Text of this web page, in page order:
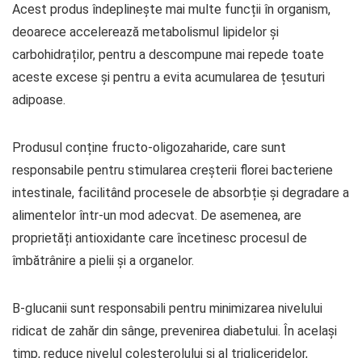
Acest produs îndeplinește mai multe funcții în organism,
deoarece accelerează metabolismul lipidelor și
carbohidraților, pentru a descompune mai repede toate
aceste excese și pentru a evita acumularea de țesuturi
adipoase.
Produsul conține fructo-oligozaharide, care sunt
responsabile pentru stimularea creșterii florei bacteriene
intestinale, facilitând procesele de absorbție și degradare a
alimentelor într-un mod adecvat. De asemenea, are
proprietăți antioxidante care încetinesc procesul de
îmbătrânire a pielii și a organelor.
Β-glucanii sunt responsabili pentru minimizarea nivelului
ridicat de zahăr din sânge, prevenirea diabetului. În același
timp, reduce nivelul colesterolului și al trigliceridelor,